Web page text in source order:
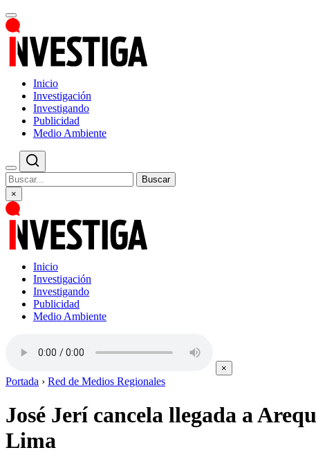
Inicio
Investigación
Investigando
Publicidad
Medio Ambiente
Buscar
×
Inicio
Investigación
Investigando
Publicidad
Medio Ambiente
×
Portada › Red de Medios Regionales
José Jerí cancela llegada a
Lima